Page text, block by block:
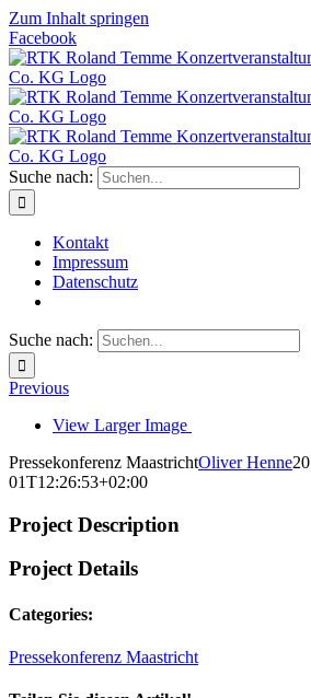
Zum Inhalt springen
Facebook
Suche nach:
Kontakt
Impressum
Datenschutz
Suche nach:
Previous
View Larger Image
Pressekonferenz MaastrichtOliver Henne
01T12:26:53+02:00
Project Description
Project Details
Categories:
Pressekonferenz Maastricht